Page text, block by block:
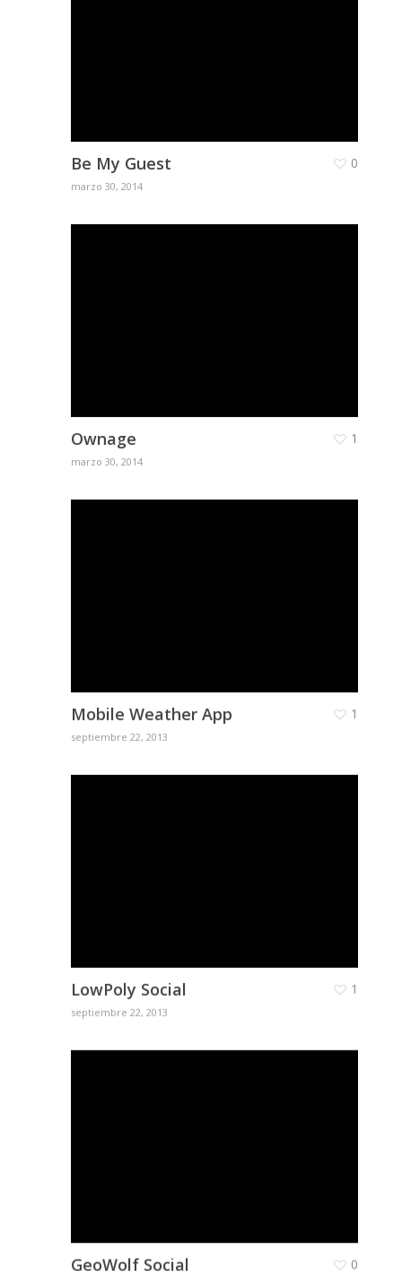
Be My Guest
marzo 30, 2014
0
Ownage
marzo 30, 2014
1
Mobile Weather App
septiembre 22, 2013
1
LowPoly Social
septiembre 22, 2013
1
GeoWolf Social 0